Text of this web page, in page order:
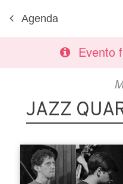
Agenda
Evento
JAZZ